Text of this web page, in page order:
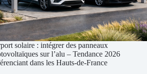
solaire : intégrer des panneaux
sur l’alu – Tendance 2026
dans les Hauts-de-France